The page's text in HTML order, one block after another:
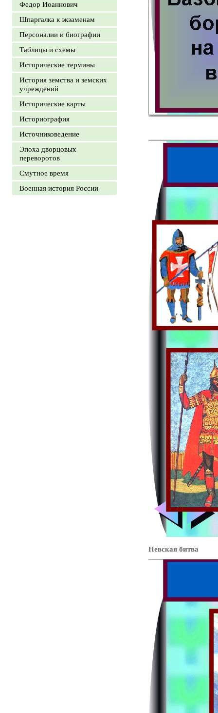
Федор Иоаннович
Шпаргалка к экзаменам
Персоналии и биографии
Таблицы и схемы
Исторические термины
История земства и земских
учреждений
Исторические карты
Историография
Источниковедение
Эпоха дворцовых
переворотов
Смутное время
Военная история России
Невская битва